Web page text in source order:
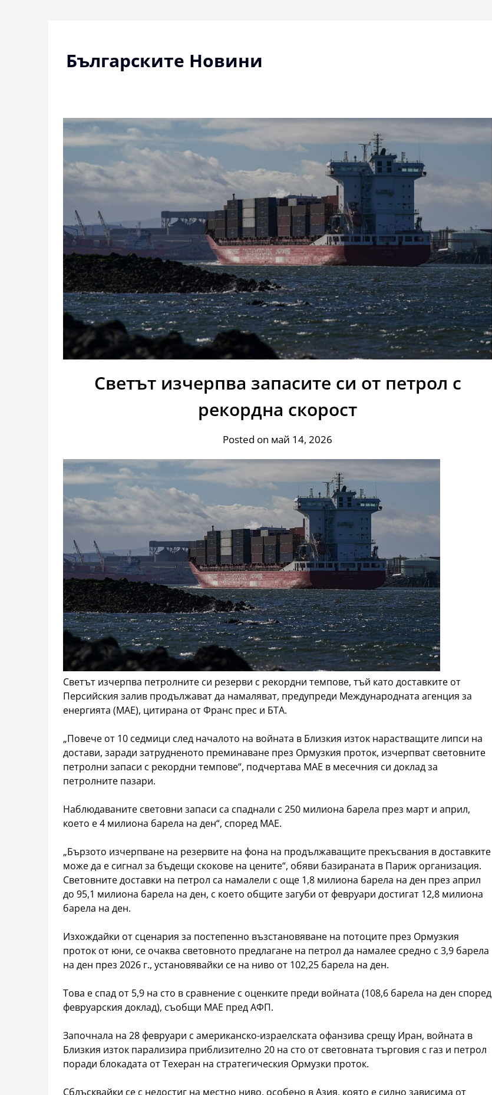
Българските Новини
Светът изчерпва запасите си от петрол с
рекордна скорост
Posted on май 14, 2026
Светът изчерпва петролните си резерви с рекордни темпове, тъй като доставките от
Персийския залив продължават да намаляват, предупреди Международната агенция за
енергията (МАЕ), цитирана от Франс прес и БТА.
„Повече от 10 седмици след началото на войната в Близкия изток нарастващите липси на
достави, заради затрудненото преминаване през Ормузкия проток, изчерпват световните
петролни запаси с рекордни темпове“, подчертава МАЕ в месечния си доклад за
петролните пазари.
Наблюдаваните световни запаси са спаднали с 250 милиона барела през март и април,
което е 4 милиона барела на ден“, според МАЕ.
„Бързото изчерпване на резервите на фона на продължаващите прекъсвания в доставките
може да е сигнал за бъдещи скокове на цените“, обяви базираната в Париж организация.
Световните доставки на петрол са намалели с още 1,8 милиона барела на ден през април
до 95,1 милиона барела на ден, с което общите загуби от февруари достигат 12,8 милиона
барела на ден.
Изхождайки от сценария за постепенно възстановяване на потоците през Ормузкия
проток от юни, се очаква световното предлагане на петрол да намалее средно с 3,9 барела
на ден през 2026 г., установявайки се на ниво от 102,25 барела на ден.
Това е спад от 5,9 на сто в сравнение с оценките преди войната (108,6 барела на ден според
февруарския доклад), съобщи МАЕ пред АФП.
Започнала на 28 февруари с американско-израелската офанзива срещу Иран, войната в
Близкия изток парализира приблизително 20 на сто от световната търговия с газ и петрол
поради блокадата от Техеран на стратегическия Ормузки проток.
Сблъсквайки се с недостиг на местно ниво, особено в Азия, която е силно зависима от